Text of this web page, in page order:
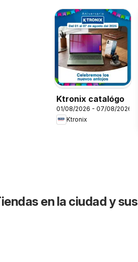
Ktronix catalógo
01/08/2026 - 07/08/2026
Ktronix
en la ciudad y